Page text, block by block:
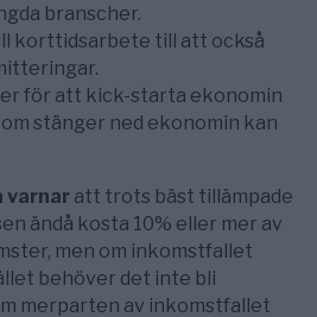
branscher.
korttidsarbete till att också
för att kick-starta ekonomin
stänger ned ekonomin kan
varnar att trots bäst tillämpade
ändå kosta 10% eller mer av
men om inkomstfallet
behöver det inte bli
merparten av inkomstfallet